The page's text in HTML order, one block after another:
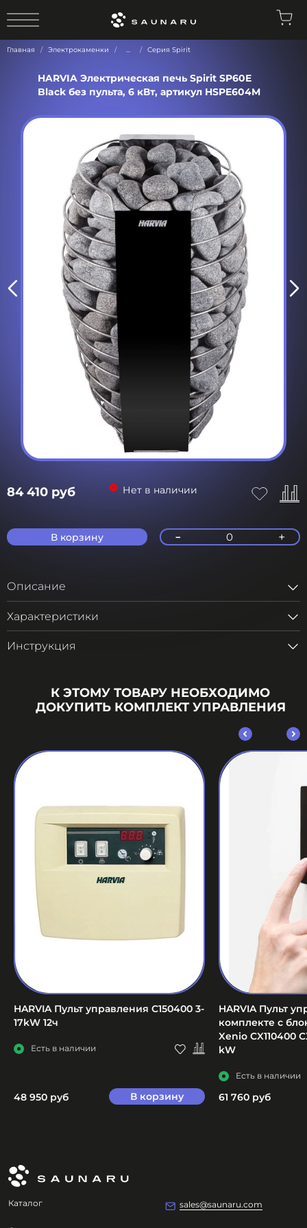
Главная Электрокаменки ... Серия Spirit
HARVIA Электрическая печь Spirit SP60E
Black без пульта, 6 кВт, артикул HSPE604M
84 410 руб Нет в наличии
В корзину - 0 +
Описание
Характеристики
Инструкция
К ЭТОМУ ТОВАРУ НЕОБХОДИМО
ДОКУПИТЬ КОМПЛЕКТ УПРАВЛЕНИЯ
HARVIA Пульт управления C150400 3-
17kW 12ч
Есть в наличии
48 950 руб В корзину
HARVIA Пульт
комплекте с
Xenio CX110400
kW
Есть в наличии
61 760 руб
Каталог sales@saunaru.com